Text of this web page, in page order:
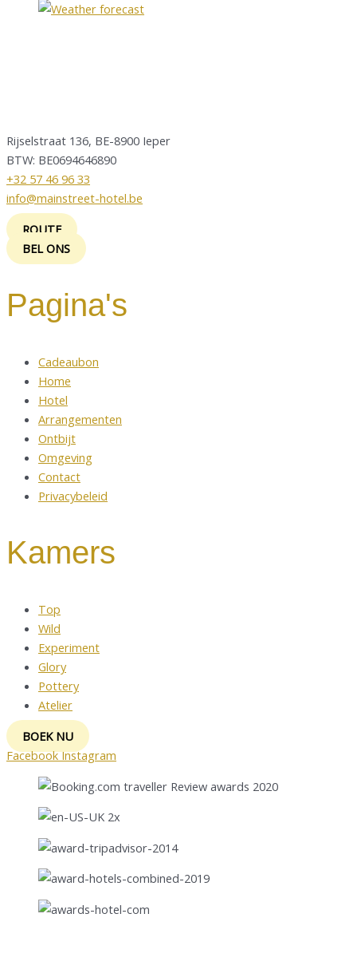
Rijselstraat 136, BE-8900 Ieper
BTW: BE0694646890
+32 57 46 96 33
info@mainstreet-hotel.be
ROUTE
BEL ONS
Pagina's
Cadeaubon
Home
Hotel
Arrangementen
Ontbijt
Omgeving
Contact
Privacybeleid
Kamers
Top
Wild
Experiment
Glory
Pottery
Atelier
BOEK NU
Facebook Instagram